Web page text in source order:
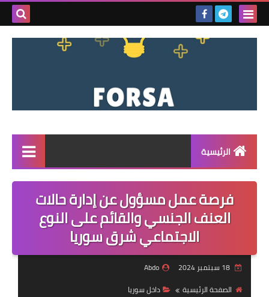
بحث
الرئيسية
القائمة
مناقصات
فرص عمل داخل سوريا
فرص عمل في تركيا
فرصة عمل مسؤول عن إدارة حالات
العنف الجنسي والقائم على النوع
الاجتماعي شرق سوريا
18 سبتمبر 2024
Abdo
الصفحة الرئيسية
داخل سوريا